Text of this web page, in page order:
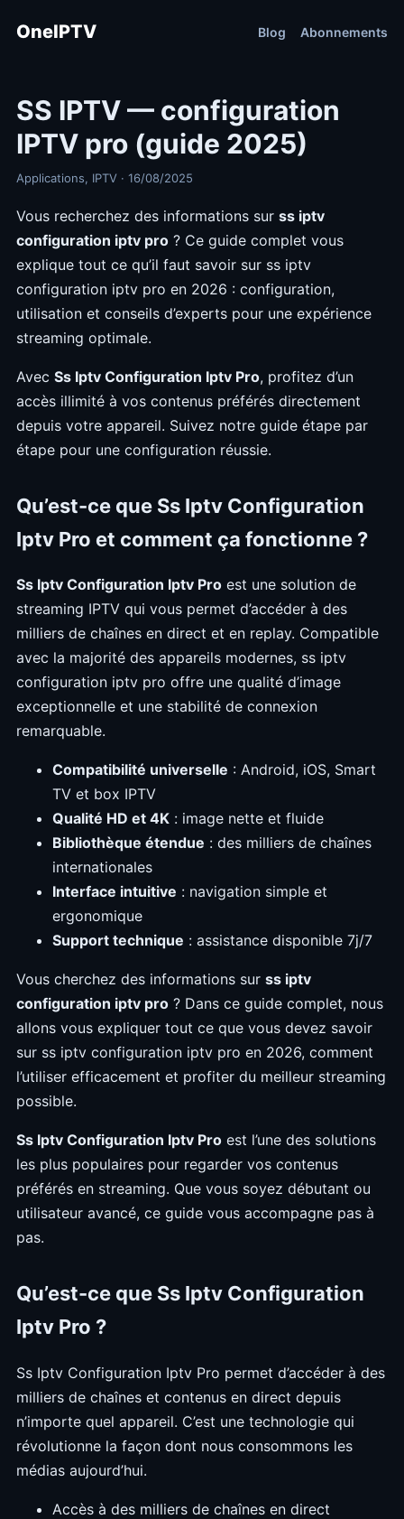
OneIPTV Blog Abonnements
SS IPTV — configuration
IPTV pro (guide 2025)
Applications, IPTV · 16/08/2025
Vous recherchez des informations sur ss iptv
configuration iptv pro ? Ce guide complet vous
explique tout ce qu’il faut savoir sur ss iptv
configuration iptv pro en 2026 : configuration,
utilisation et conseils d’experts pour une expérience
streaming optimale.
Avec Ss Iptv Configuration Iptv Pro, profitez d’un
accès illimité à vos contenus préférés directement
depuis votre appareil. Suivez notre guide étape par
étape pour une configuration réussie.
Qu’est-ce que Ss Iptv Configuration
Iptv Pro et comment ça fonctionne ?
Ss Iptv Configuration Iptv Pro est une solution de
streaming IPTV qui vous permet d’accéder à des
milliers de chaînes en direct et en replay. Compatible
avec la majorité des appareils modernes, ss iptv
configuration iptv pro offre une qualité d’image
exceptionnelle et une stabilité de connexion
remarquable.
Compatibilité universelle : Android, iOS, Smart
TV et box IPTV
Qualité HD et 4K : image nette et fluide
Bibliothèque étendue : des milliers de chaînes
internationales
Interface intuitive : navigation simple et
ergonomique
Support technique : assistance disponible 7j/7
Vous cherchez des informations sur ss iptv
configuration iptv pro ? Dans ce guide complet, nous
allons vous expliquer tout ce que vous devez savoir
sur ss iptv configuration iptv pro en 2026, comment
l’utiliser efficacement et profiter du meilleur streaming
possible.
Ss Iptv Configuration Iptv Pro est l’une des solutions
les plus populaires pour regarder vos contenus
préférés en streaming. Que vous soyez débutant ou
utilisateur avancé, ce guide vous accompagne pas à
pas.
Qu’est-ce que Ss Iptv Configuration
Iptv Pro ?
Ss Iptv Configuration Iptv Pro permet d’accéder à des
milliers de chaînes et contenus en direct depuis
n’importe quel appareil. C’est une technologie qui
révolutionne la façon dont nous consommons les
médias aujourd’hui.
Accès à des milliers de chaînes en direct